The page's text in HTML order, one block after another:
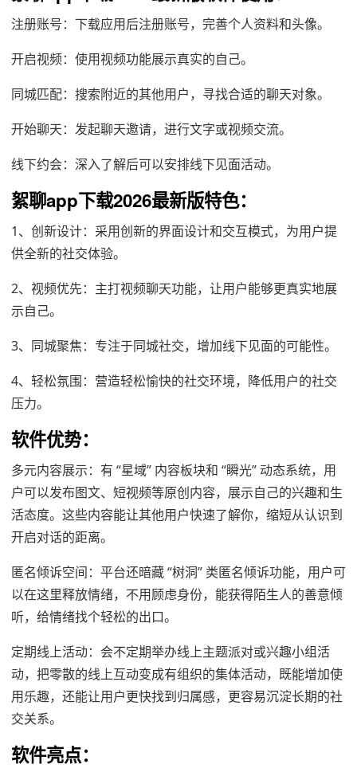
注册账号：下载应用后注册账号，完善个人资料和头像。
开启视频：使用视频功能展示真实的自己。
同城匹配：搜索附近的其他用户，寻找合适的聊天对象。
开始聊天：发起聊天邀请，进行文字或视频交流。
线下约会：深入了解后可以安排线下见面活动。
絮聊app下载2026最新版特色：
1、创新设计：采用创新的界面设计和交互模式，为用户提
供全新的社交体验。
2、视频优先：主打视频聊天功能，让用户能够更真实地展
示自己。
3、同城聚焦：专注于同城社交，增加线下见面的可能性。
4、轻松氛围：营造轻松愉快的社交环境，降低用户的社交
压力。
软件优势：
多元内容展示：有 “星域” 内容板块和 “瞬光” 动态系统，用
户可以发布图文、短视频等原创内容，展示自己的兴趣和生
活态度。这些内容能让其他用户快速了解你，缩短从认识到
开启对话的距离。
匿名倾诉空间：平台还暗藏 “树洞” 类匿名倾诉功能，用户可
以在这里释放情绪，不用顾虑身份，能获得陌生人的善意倾
听，给情绪找个轻松的出口。
定期线上活动：会不定期举办线上主题派对或兴趣小组活
动，把零散的线上互动变成有组织的集体活动，既能增加使
用乐趣，还能让用户更快找到归属感，更容易沉淀长期的社
交关系。
软件亮点：